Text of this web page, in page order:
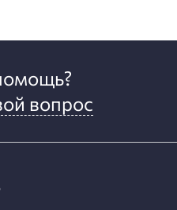
вопрос